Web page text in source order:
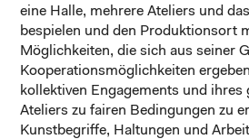
eine Halle, mehrere Ateliers und
bespielen und den Produktionsort
Möglichkeiten, die sich aus seiner
Kooperationsmöglichkeiten
kollektiven Engagements und ihres
Ateliers zu fairen Bedingungen zu
Kunstbegriffe, Haltungen und